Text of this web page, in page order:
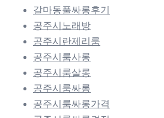
갈마동풀싸롱후기
공주시노래방
공주시란제리룸
공주시룸사롱
공주시룸살롱
공주시룸싸롱
공주시룸싸롱가격